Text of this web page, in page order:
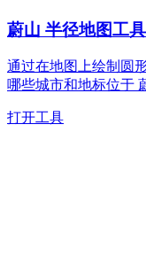
蔚山 半径地图工具
通过在地图上绘制圆
哪些城市和地标位于
打开工具